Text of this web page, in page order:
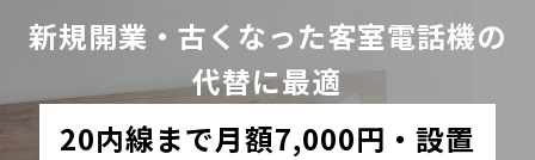
新規開業・古くなった客室電話機の
代替に最適
20内線まで月額7,000円・設置